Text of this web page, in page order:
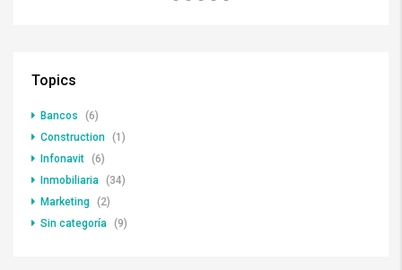
Topics
Bancos
(6)
Construction (1)
Infonavit (6)
Inmobiliaria (34)
Marketing (2)
Sin categoría (9)